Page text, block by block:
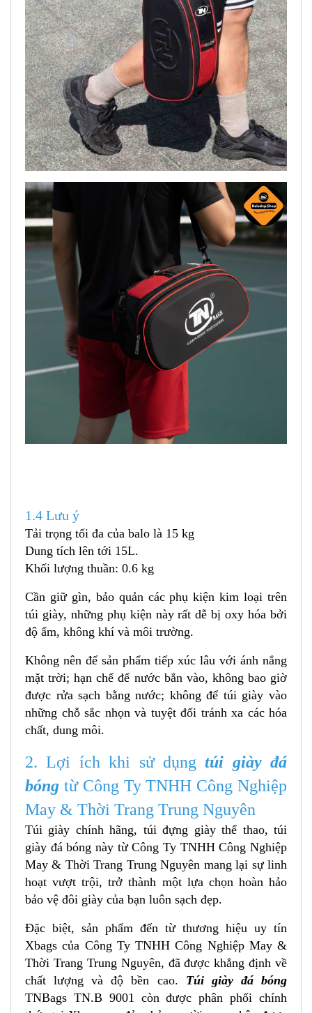
1.4 Lưu ý
Tải trọng tối đa của balo là 15 kg
Dung tích lên tới 15L.
Khối lượng thuần: 0.6 kg
Cần giữ gìn, bảo quản các phụ kiện kim loại trên
túi giày, những phụ kiện này rất dễ bị oxy hóa bởi
độ ẩm, không khí và môi trường.
Không nên để sản phẩm tiếp xúc lâu với ánh nắng
mặt trời; hạn chế để nước bắn vào, không bao giờ
được rửa sạch bằng nước; không để túi giày vào
những chỗ sắc nhọn và tuyệt đối tránh xa các hóa
chất, dung môi.
2. Lợi ích khi sử dụngtúi giày đá
bóng từ Công Ty TNHH Công Nghiệp
May & Thời Trang Trung Nguyên
Túi giày chính hãng, túi đựng giày thể thao, túi
giày đá bóng này từ Công Ty TNHH Công Nghiệp
May & Thời Trang Trung Nguyên mang lại sự linh
hoạt vượt trội, trở thành một lựa chọn hoàn hảo
bảo vệ đôi giày của bạn luôn sạch đẹp.
Đặc biệt, sản phẩm đến từ thương hiệu uy tín
Xbags của Công Ty TNHH Công Nghiệp May &
Thời Trang Trung Nguyên, đã được khẳng định về
chất lượng và độ bền cao. Túi giày đá bóng
TNBags TN.B 9001
còn được phân phối chính